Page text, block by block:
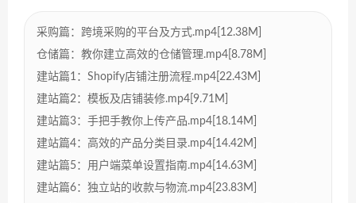
采购篇：跨境采购的平台及方式.mp4[12.38M]
仓储篇：教你建立高效的仓储管理.mp4[8.78M]
建站篇1：Shopify店铺注册流程.mp4[22.43M]
建站篇2：模板及店铺装修.mp4[9.71M]
建站篇3：手把手教你上传产品.mp4[18.14M]
建站篇4：高效的产品分类目录.mp4[14.42M]
建站篇5：用户端菜单设置指南.mp4[14.63M]
建站篇6：独立站的收款与物流.mp4[23.83M]